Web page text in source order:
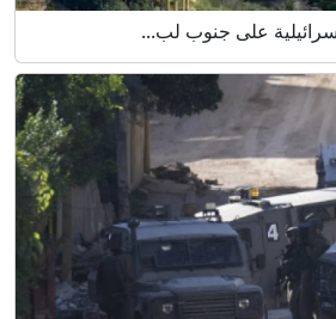
على جنوب لب...